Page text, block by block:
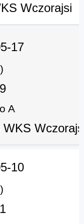
Wczorajsi
17
9
A
10
1